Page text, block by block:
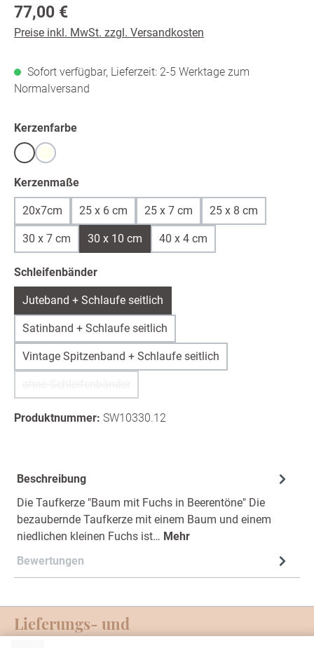
Regulärer Preis:
77,00 €
Preise inkl. MwSt. zzgl. Versandkosten
Sofort verfügbar, Lieferzeit: 2-5 Werktage zum
Normalversand
Kerzenfarbeauswählen
Weißwarmweiß /ivory
Kerzenmaßeauswählen
20x7cm 25 x 6 cm 25 x 7 cm 25 x 8 cm
30 x 7 cm 30 x 10 cm 40 x 4 cm
Schleifenbänderauswählen
Juteband + Schlaufe seitlich
Satinband + Schlaufe seitlich
Vintage Spitzenband + Schlaufe seitlich
Produktnummer: SW10330.12
Beschreibung
Die Taufkerze "Baum mit Fuchs in Beerentöne" Die
bezaubernde Taufkerze mit einem Baum und einem
niedlichen kleinen Fuchs ist… Mehr
Bewertungen
Lieferungs- und